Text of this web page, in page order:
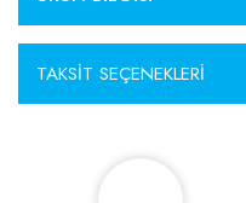
TAKSIT SEÇENEKLERI